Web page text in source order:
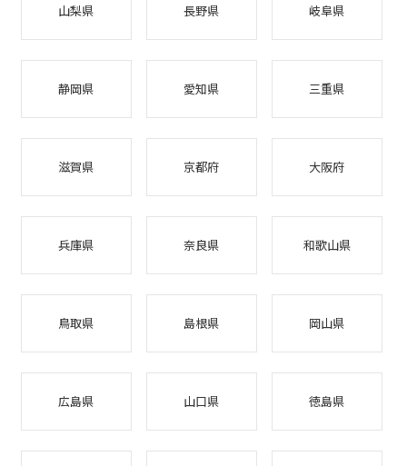
山梨県 長野県 岐阜県
静岡県 愛知県 三重県
滋賀県 京都府 大阪府
兵庫県 奈良県 和歌山県
鳥取県 島根県 岡山県
広島県 山口県 徳島県